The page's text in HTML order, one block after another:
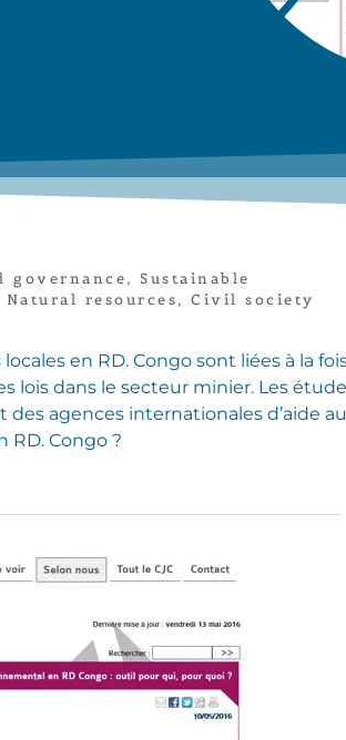
governance, Sustainable
Natural resources, Civil society
en RD. Congo sont liées à la
lois dans le secteur minier. Les
agences internationales d’aide
RD. Congo ?